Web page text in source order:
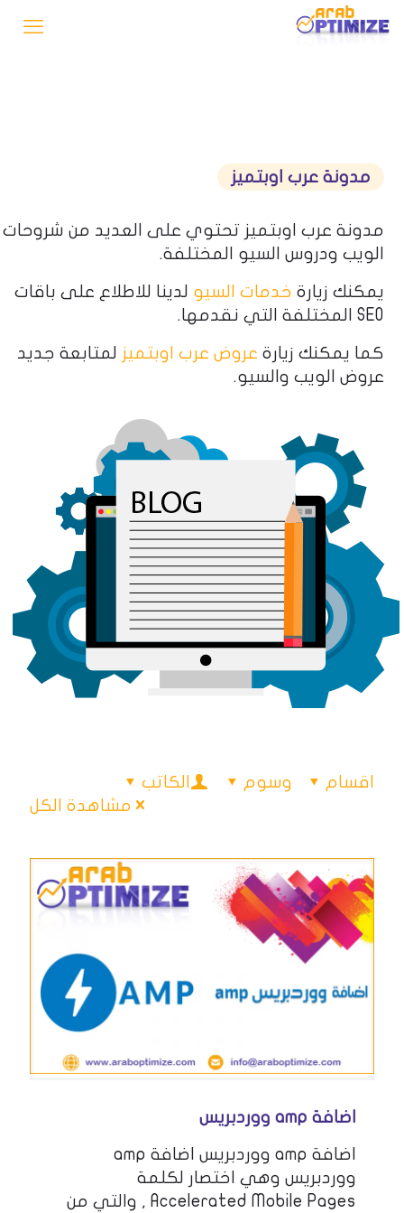
مدونة عرب اوبتميز
مدونة عرب اوبتميز تحتوي على العديد من شروحات
الويب ودروس السيو المختلفة.
يمكنك زيارة خدمات السيو لدينا للاطلاع على باقات
SEO المختلفة التي نقدمها.
كما يمكنك زيارة عروض عرب اوبتميز لمتابعة جديد
عروض الويب والسيو.
اقسام وسوم
الكاتب
مشاهدة الكل
اضافة amp ووردبريس
اضافة amp ووردبريس اضافة amp
ووردبريس وهي اختصار لكلمة
Accelerated Mobile Pages , والتي من